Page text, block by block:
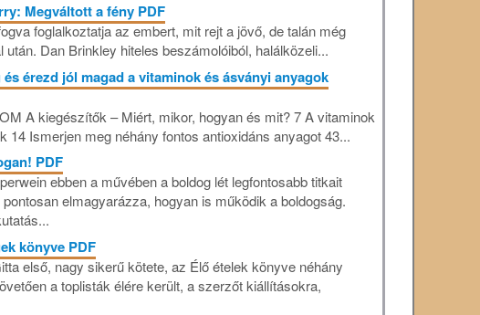
Megváltott a fény PDF
foglalkoztatja az embert, mit rejt a jövő, de talán még
után. Dan Brinkley hiteles beszámolóiból, halálközeli...
érezd jól magad a vitaminok és ásványi anyagok
A kiegészítők – Miért, mikor, hogyan és mit? 7 A vitaminok
14 Ismerjen meg néhány fontos antioxidáns anyagot 43...
PDF
ebben a művében a boldog lét legfontosabb titkait
elmagyarázza, hogyan is működik a boldogság.
könyve PDF
első, nagy sikerű kötete, az Élő ételek könyve néhány
a toplisták élére került, a szerzőt kiállításokra,